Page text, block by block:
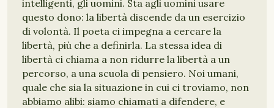
intelligenti, gli uomini. Sta agli uomini usare
questo dono: la libertà discende da un esercizio
di volontà. Il poeta ci impegna a cercare la
libertà, più che a definirla. La stessa idea di
libertà ci chiama a non ridurre la libertà a un
percorso, a una scuola di pensiero. Noi umani,
quale che sia la situazione in cui ci troviamo, non
abbiamo alibi: siamo chiamati a difendere, e